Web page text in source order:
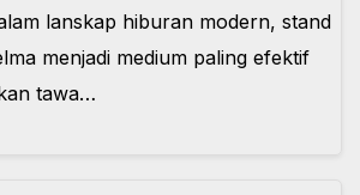
lanskap hiburan modern, stand
menjadi medium paling efektif
tawa…